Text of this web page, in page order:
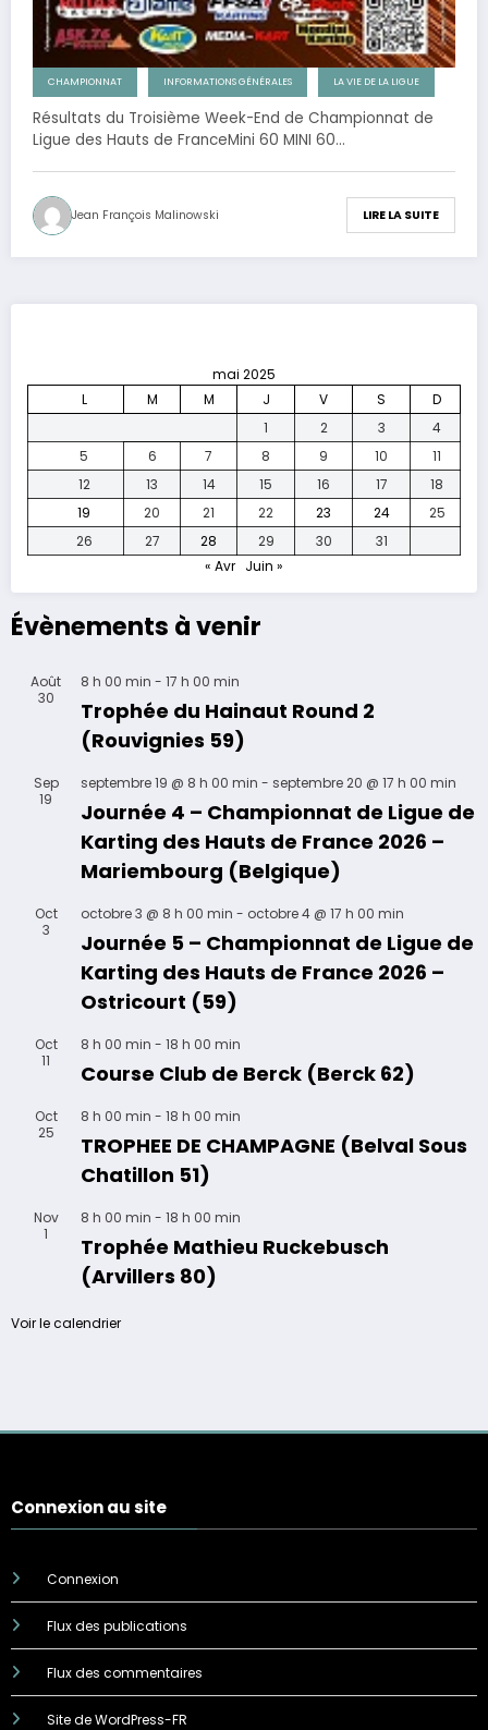
CHAMPIONNAT INFORMATIONS GÉNÉRALES LA VIE DE LA LIGUE
Résultats du Troisième Week-End de Championnat de
Ligue des Hauts de FranceMini 60 MINI 60…
Jean François Malinowski LIRE LA SUITE
mai 2025
L
M M J V S
D
1
2 3
4
5
6 7 8 9 10
11
12
13 14 15 16 17
18
19
20 21 22 23 24
25
26
27 28 29 30
31
« Avr Juin »
Évènements à venir
Août
30
8 h 00 min - 17 h 00 min
Trophée du Hainaut Round 2
(Rouvignies 59)
Sep
19
septembre 19 @ 8 h 00 min - septembre 20 @ 17 h 00 min
Journée 4 – Championnat de Ligue de
Karting des Hauts de France 2026 –
Mariembourg (Belgique)
Oct
3
octobre 3 @ 8 h 00 min - octobre 4 @ 17 h 00 min
Journée 5 – Championnat de Ligue de
Karting des Hauts de France 2026 –
Ostricourt (59)
Oct
11
8 h 00 min - 18 h 00 min
Course Club de Berck (Berck 62)
Oct
25
8 h 00 min - 18 h 00 min
TROPHEE DE CHAMPAGNE (Belval Sous
Chatillon 51)
Nov
1
8 h 00 min - 18 h 00 min
Trophée Mathieu Ruckebusch
(Arvillers 80)
Voir le calendrier
Connexion au site
Connexion
Flux des publications
Flux des commentaires
Site de WordPress-FR